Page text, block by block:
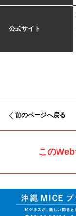
公式サイト
前のページへ戻る
この